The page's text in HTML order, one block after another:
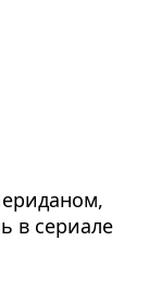
в сериале